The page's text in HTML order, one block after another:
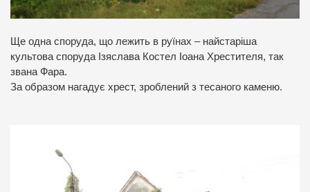
Ще одна споруда, що лежить в руїнах – найстаріша
культова споруда Ізяслава Костел Іоана Хрестителя, так
звана Фара.
За образом нагадує хрест, зроблений з тесаного каменю.